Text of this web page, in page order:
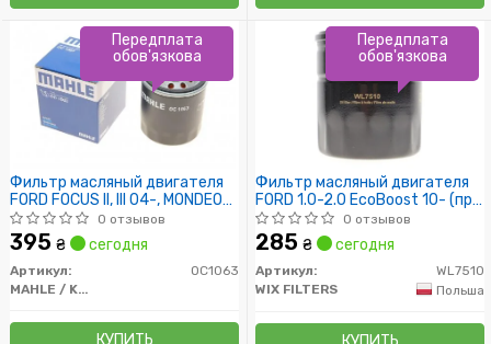
Фильтр масляный двигателя
FORD FOCUS II, III 04-, MONDEO
IV, V 07- (пр-во KNECHT-MAHLE)
0 отзывов
395 ₴ сегодня
Артикул:
OC1063
MAHLE / KNECHT
КУПИТЬ
Передплата
обов'язкова
Фильтр масляный двигателя
FORD 1.0-2.0 EcoBoost 10- (пр-
во WIX-FILTERS)0 отзывов
285 ₴ сегодня
Артикул:
WL7510
WIX FILTERS
Польша
Передплата
обов'язкова